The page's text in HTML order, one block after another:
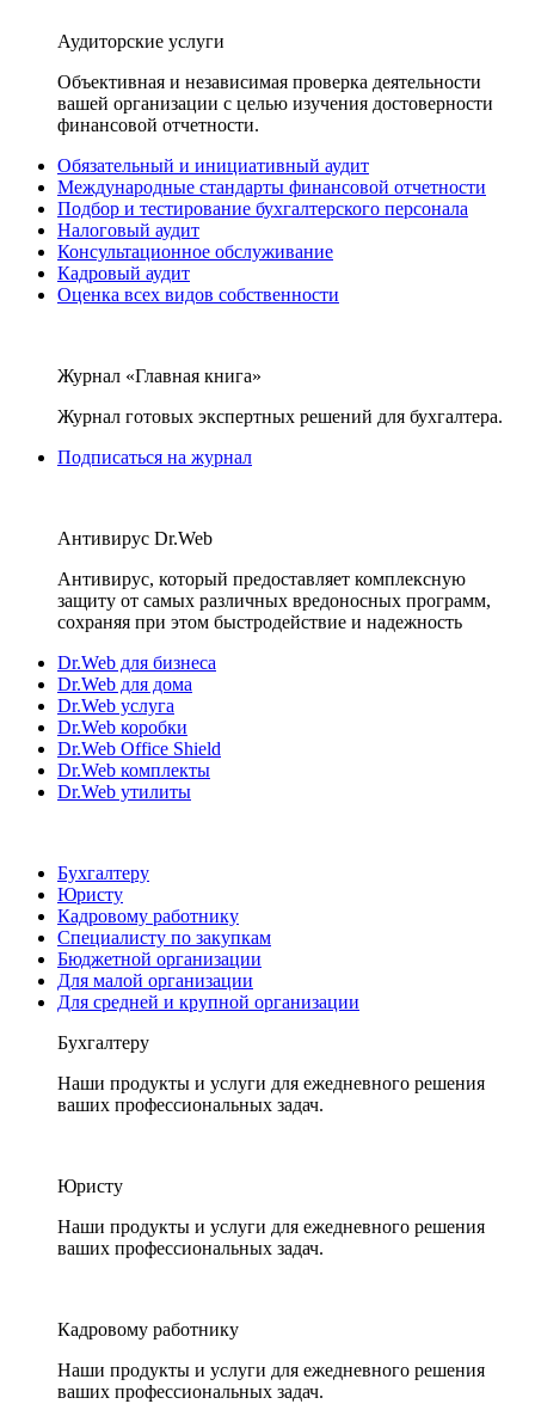
Аудиторские услуги
Объективная и независимая проверка деятельности
вашей организации с целью изучения достоверности
финансовой отчетности.
Обязательный и инициативный аудит
Международные стандарты финансовой отчетности
Подбор и тестирование бухгалтерского персонала
Налоговый аудит
Консультационное обслуживание
Кадровый аудит
Оценка всех видов собственности
Журнал «Главная книга»
Журнал готовых экспертных решений для бухгалтера.
Подписаться на журнал
Антивирус Dr.Web
Антивирус, который предоставляет комплексную
защиту от самых различных вредоносных программ,
сохраняя при этом быстродействие и надежность
Dr.Web для бизнеса
Dr.Web для дома
Dr.Web услуга
Dr.Web коробки
Dr.Web Office Shield
Dr.Web комплекты
Dr.Web утилиты
Бухгалтеру
Юристу
Кадровому работнику
Специалисту по закупкам
Бюджетной организации
Для малой организации
Для средней и крупной организации
Бухгалтеру
Наши продукты и услуги для ежедневного решения
ваших профессиональных задач.
Юристу
Наши продукты и услуги для ежедневного решения
ваших профессиональных задач.
Кадровому работнику
Наши продукты и услуги для ежедневного решения
ваших профессиональных задач.